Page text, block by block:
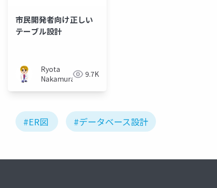
市民開発者向け正しい
テーブル設計
Ryota
Nakamura
9.7K
#ER図 #データベース設計